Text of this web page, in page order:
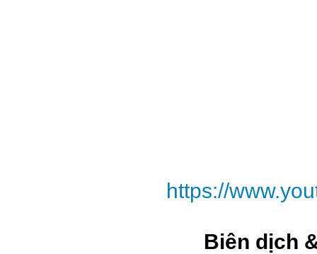
https://
Biên dịch